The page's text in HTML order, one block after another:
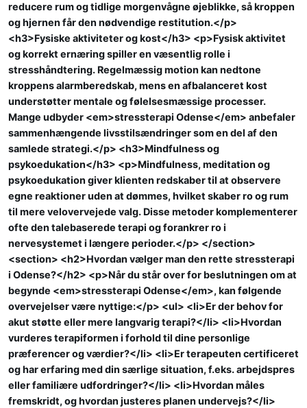
reducere rum og tidlige morgenvågne øjeblikke, så kroppen
og hjernen får den nødvendige restitution.</p>
<h3>Fysiske aktiviteter og kost</h3> <p>Fysisk aktivitet
og korrekt ernæring spiller en væsentlig rolle i
stresshåndtering. Regelmæssig motion kan nedtone
kroppens alarmberedskab, mens en afbalanceret kost
understøtter mentale og følelsesmæssige processer.
Mange udbyder <em>stressterapi Odense</em> anbefaler
sammenhængende livsstilsændringer som en del af den
samlede strategi.</p> <h3>Mindfulness og
psykoedukation</h3> <p>Mindfulness, meditation og
psykoedukation giver klienten redskaber til at observere
egne reaktioner uden at dømmes, hvilket skaber ro og rum
til mere velovervejede valg. Disse metoder komplementerer
ofte den talebaserede terapi og forankrer ro i
nervesystemet i længere perioder.</p> </section>
<section> <h2>Hvordan vælger man den rette stressterapi
i Odense?</h2> <p>Når du står over for beslutningen om at
begynde <em>stressterapi Odense</em>, kan følgende
overvejelser være nyttige:</p> <ul> <li>Er der behov for
akut støtte eller mere langvarig terapi?</li> <li>Hvordan
vurderes terapiformen i forhold til dine personlige
præferencer og værdier?</li> <li>Er terapeuten certificeret
og har erfaring med din særlige situation, f.eks. arbejdspres
eller familiære udfordringer?</li> <li>Hvordan måles
fremskridt, og hvordan justeres planen undervejs?</li>